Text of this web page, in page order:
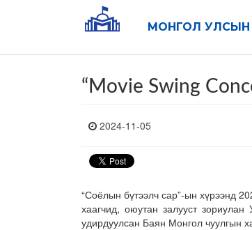
МОНГОЛ УЛСЫН
“Movie Swing
2024-11-05
“Соёлын бүтээлч сар”-ын хүрээнд
хаагчид, оюутан залууст
удирдуулсан Баян Монгол чуулгын